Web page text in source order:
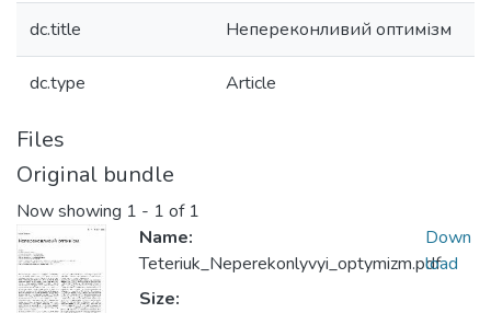
dc.title Непереконливий оптимізм
dc.type Article
Files
Original bundle
Now showing 1 - 1 of 1
Name:
Teteriuk_Neperekonlyvyi_optymizm.pdf
Size:
Down
load